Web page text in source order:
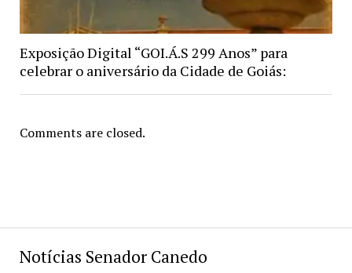
Notícias Senador Canedo
Exposição Digital “GOI.Á.S 299 Anos” para
celebrar o aniversário da Cidade de Goiás:
Comments are closed.